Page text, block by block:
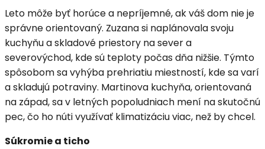
Leto môže byť horúce a nepríjemné, ak váš dom nie je
správne orientovaný. Zuzana si naplánovala svoju
kuchyňu a skladové priestory na sever a
severovýchod, kde sú teploty počas dňa nižšie. Týmto
spôsobom sa vyhýba prehriatiu miestností, kde sa varí
a skladujú potraviny. Martinova kuchyňa, orientovaná
na západ, sa v letných popoludniach mení na skutočnú
pec, čo ho núti využívať klimatizáciu viac, než by chcel.
Súkromie a ticho